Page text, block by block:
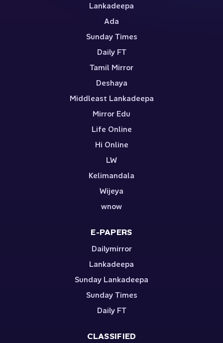
Lankadeepa
Ada
Sunday Times
Daily FT
Tamil Mirror
Deshaya
Middleast Lankadeepa
Mirror Edu
Life Online
Hi Online
LW
Kelimandala
Wijeya
wnow
E-PAPERS
Dailymirror
Lankadeepa
Sunday Lankadeepa
Sunday Times
Daily FT
CLASSIFIED